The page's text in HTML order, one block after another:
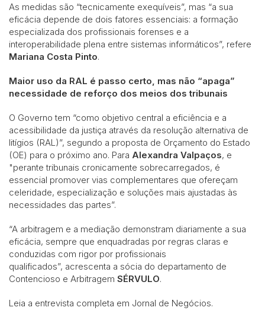
As medidas são “tecnicamente exequíveis”, mas “a sua
eficácia depende de dois fatores essenciais: a formação
especializada dos profissionais forenses e a
interoperabilidade plena entre sistemas informáticos”, refere
Mariana Costa Pinto.
Maior uso da RAL é passo certo, mas não “apaga”
necessidade de reforço dos meios dos tribunais
O Governo tem “como objetivo central a eficiência e a
acessibilidade da justiça através da resolução alternativa de
litígios (RAL)”, segundo a proposta de Orçamento do Estado
(OE) para o próximo ano. Para Alexandra Valpaços, e
"perante tribunais cronicamente sobrecarregados, é
essencial promover vias complementares que ofereçam
celeridade, especialização e soluções mais ajustadas às
necessidades das partes”.
“A arbitragem e a mediação demonstram diariamente a sua
eficácia, sempre que enquadradas por regras claras e
conduzidas com rigor por profissionais
qualificados”, acrescenta a sócia do departamento de
Contencioso e Arbitragem SÉRVULO.
Leia a entrevista completa em Jornal de Negócios.